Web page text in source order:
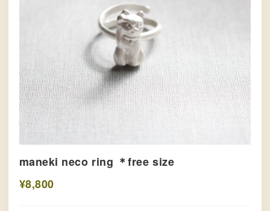
maneki neco ring ＊free size
¥8,800